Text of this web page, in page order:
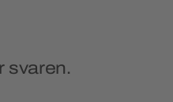
svaren.